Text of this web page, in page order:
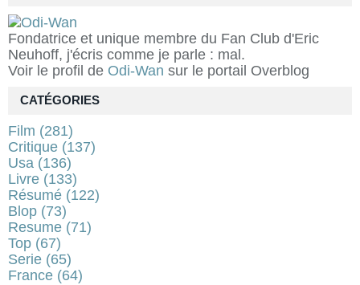
Fondatrice et unique membre du Fan Club d'Eric
Neuhoff, j'écris comme je parle : mal.
Voir le profil de Odi-Wan sur le portail Overblog
CATÉGORIES
Film (281)
Critique (137)
Usa (136)
Livre (133)
Résumé (122)
Blop (73)
Resume (71)
Top (67)
Serie (65)
France (64)